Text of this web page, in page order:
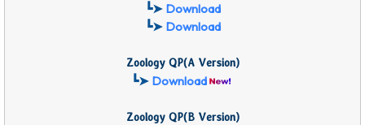
┗➤ Download
┗➤ Download
Zoology QP(A Version)
┗➤ Download
Zoology QP(BVersion)